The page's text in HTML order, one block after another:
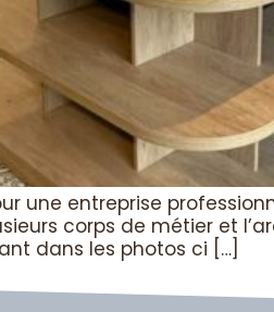
une entreprise
corps de métier et
dans les photos ci […]